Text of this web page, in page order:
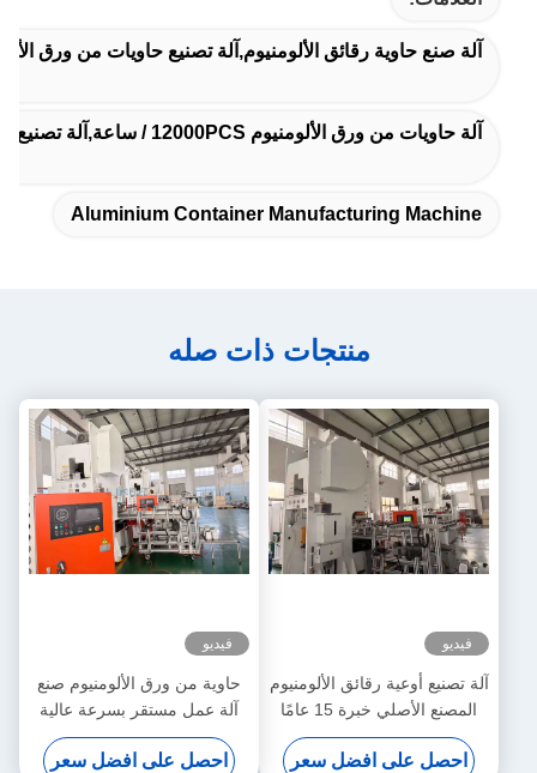
آلة صنع حاوية رقائق الألومنيوم,آلة تصنيع حاويات من ورق
آلة حاويات من ورق الألومنيوم 12000PCS / ساعة,آلة تصنيع لوحات الطعام من ورق الألومنيوم
Aluminium Container Manufacturing Machine
منتجات ذات صله
فيديو
آلة تصنيع أوعية رقائق الألومنيوم
المصنع الأصلي خبرة 15 عامًا
الشركة المصنعة
احصل على افضل سعر
فيديو
حاوية من ورق الألومنيوم صنع
آلة عمل مستقر بسرعة عالية
احصل على افضل سعر